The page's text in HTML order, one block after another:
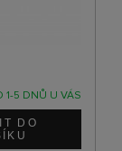
1-5 DNŮ U VÁS